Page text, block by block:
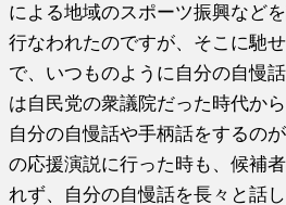
による地域のスポーツ振興など
行なわれたのですが、そこに馳
で、いつものように自分の自慢
は自民党の衆議院だった時代か
自分の自慢話や手柄話をするの
の応援演説に行った時も、候補
れず、自分の自慢話を長々と話